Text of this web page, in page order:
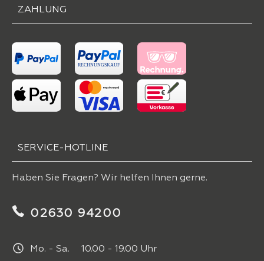
ZAHLUNG
SERVICE-HOTLINE
Haben Sie Fragen? Wir helfen Ihnen gerne.
02630 94200
Mo. - Sa. 10.00 - 19.00 Uhr